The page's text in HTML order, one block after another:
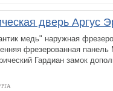
дверь Аргус
медь" наружная
фрезерованная
Гардиан замок